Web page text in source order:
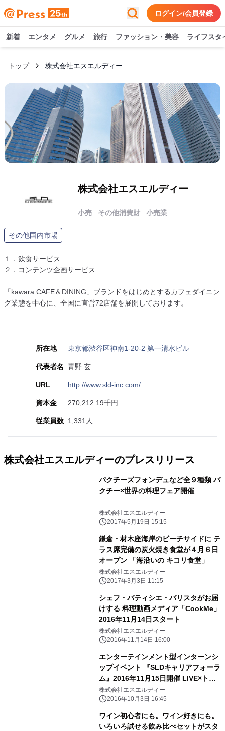
ログイン/会員登録
新着 エンタメ グルメ 旅行 ファッション・美容 ライフスタ
トップ 株式会社エスエルディー
株式会社エスエルディー
小売 その他消費財 小売業
その他国内市場
１．飲食サービス
２．コンテンツ企画サービス
「kawara CAFE＆DINING」ブランドをはじめとするカフェダイニン
グ業態を中心に、全国に直営72店舗を展開しております。
所在地 東京都渋谷区神南1-20-2 第一清水ビル
代表者名 青野 玄
URL http://www.sld-inc.com/
資本金 270,212.19千円
従業員数 1,331人
株式会社エスエルディーのプレスリリース
パクチーズフォンデュなど全９種類 パ
クチー×世界の料理フェア開催
株式会社エスエルディー
2017年5月19日 15:15
鎌倉・材木座海岸のビーチサイドに テ
ラス席完備の炭火焼き食堂が４月６日
オープン 「海沿いの キコリ食堂」
株式会社エスエルディー
2017年3月3日 11:15
シェフ・パティシエ・バリスタがお届
けする 料理動画メディア「CookMe」
2016年11月14日スタート
株式会社エスエルディー
2016年11月14日 16:00
エンターテインメント型インターンシ
ップイベント 『SLDキャリアフォーラ
ム』2016年11月15日開催 LIVE×トー
クセッション×ワークショップ
株式会社エスエルディー
2016年10月3日 16:45
ワイン初心者にも。ワイン好きにも。
いろいろ試せる飲み比べセットがスタ